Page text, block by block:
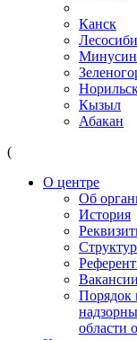
Канск
Кызыл
Абакан
(
О центре
Об
История
Вакансии
Порядок
области